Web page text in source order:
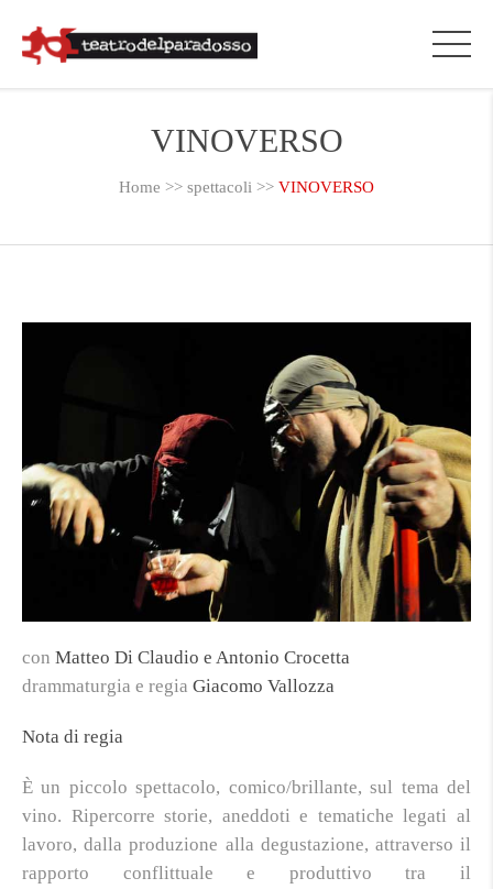
VINOVERSO
Home >> spettacoli >> VINOVERSO
con Matteo Di Claudio e Antonio Crocetta
drammaturgia e regia Giacomo Vallozza
Nota di regia
È un piccolo spettacolo, comico/brillante, sul tema del
vino. Ripercorre storie, aneddoti e tematiche legati al
lavoro, dalla produzione alla degustazione, attraverso il
rapporto conflittuale e produttivo tra il